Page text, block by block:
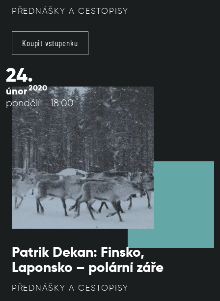
PŘEDNÁŠKY A CESTOPISY
Koupit vstupenku
24.
únor2020
pondělí - 18:00
Patrik Dekan: Finsko,
Laponsko – polární záře
PŘEDNÁŠKY A CESTOPISY